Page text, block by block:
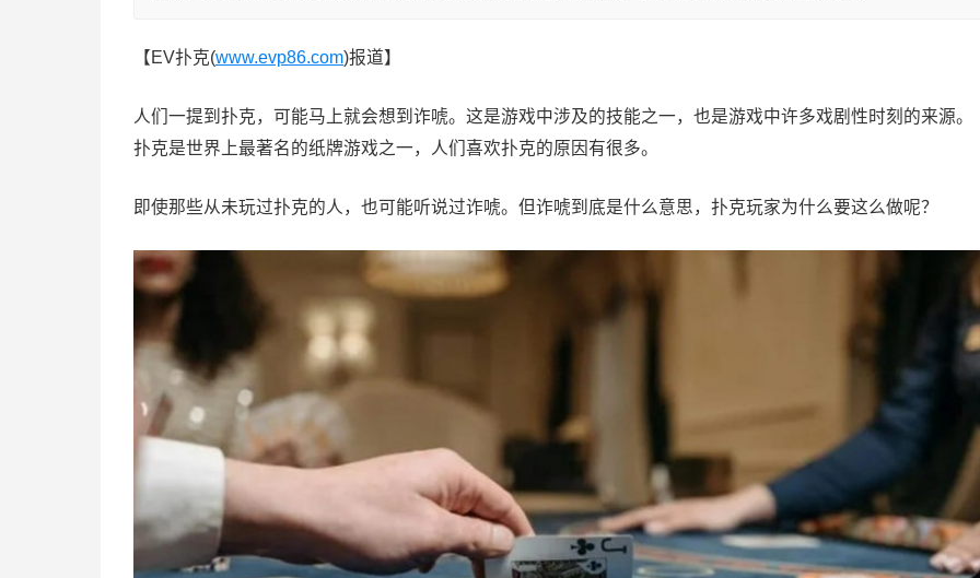
【EV扑克(www.evp86.com)报道】
人们一提到扑克，可能马上就会想到诈唬。这是游戏中涉及的技能之一，也是游戏中许多戏剧性时刻的来源。
扑克是世界上最著名的纸牌游戏之一，人们喜欢扑克的原因有很多。
即使那些从未玩过扑克的人，也可能听说过诈唬。但诈唬到底是什么意思，扑克玩家为什么要这么做呢？